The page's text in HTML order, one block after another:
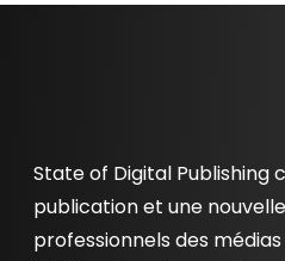
State of Digital Publishing
publication et une
professionnels des